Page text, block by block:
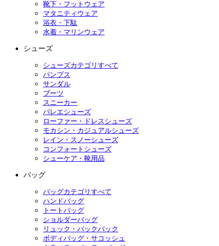
靴下・フットウェア
マタニティウェア
浴衣・下駄
水着・マリンウェア
シューズ
シューズカテゴリすべて
パンプス
サンダル
ブーツ
スニーカー
バレエシューズ
ローファー・ドレスシューズ
モカシン・カジュアルシューズ
レイン・スノーシューズ
コンフォートシューズ
シューケア・靴用品
バッグ
バッグカテゴリすべて
ハンドバッグ
トートバッグ
ショルダーバッグ
リュック・バックパック
ボディバッグ・サコッシュ